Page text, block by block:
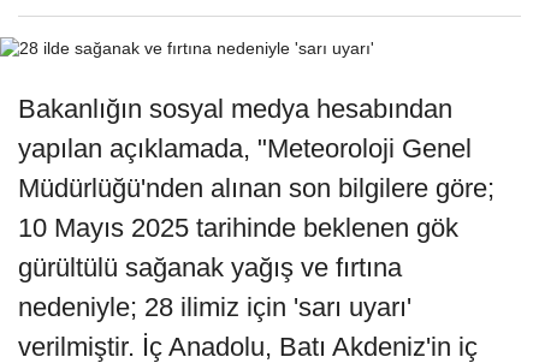
Bakanlığın sosyal medya hesabından
yapılan açıklamada, "Meteoroloji Genel
Müdürlüğü'nden alınan son bilgilere göre;
10 Mayıs 2025 tarihinde beklenen gök
gürültülü sağanak yağış ve fırtına
nedeniyle; 28 ilimiz için 'sarı uyarı'
verilmiştir. İç Anadolu, Batı Akdeniz'in iç